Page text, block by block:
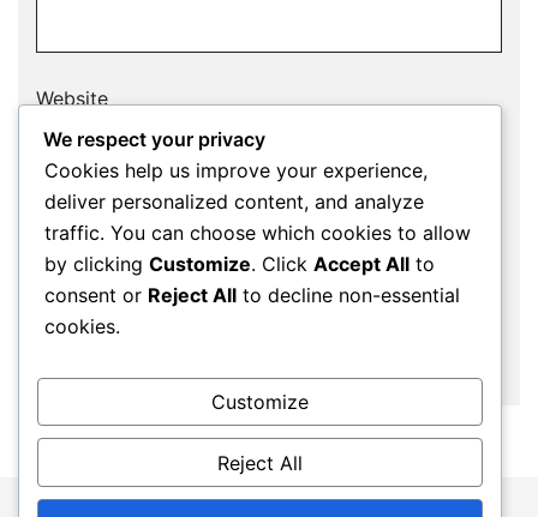
Website
Save my name, email, and website in this
browser for the next time I comment.
We respect your privacy
Cookies help us improve your experience,
deliver personalized content, and analyze
traffic. You can choose which cookies to allow
by clicking Customize. Click Accept All to
consent or Reject All to decline non-essential
cookies.
Customize
Reject All